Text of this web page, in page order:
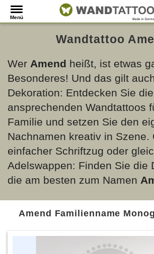
Menü
Wandtattoo
Wer Amend heißt, ist etwas
Besonderes! Und das gilt
Dekoration: Entdecken Sie die
ansprechenden Wandtattoos
Familie und setzen Sie den
Nachnamen kreativ in Szene.
einfacher Schriftzug oder
Adelswappen: Finden Sie die
die am besten zum Namen
Amend Familienname